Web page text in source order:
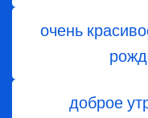
очень
доброе